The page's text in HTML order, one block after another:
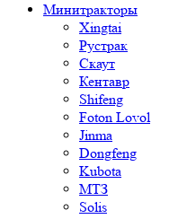
Минитракторы
Xingtai
Рустрак
Скаут
Кентавр
Shifeng
Foton Lovol
Jinma
Dongfeng
Kubota
МТЗ
Solis